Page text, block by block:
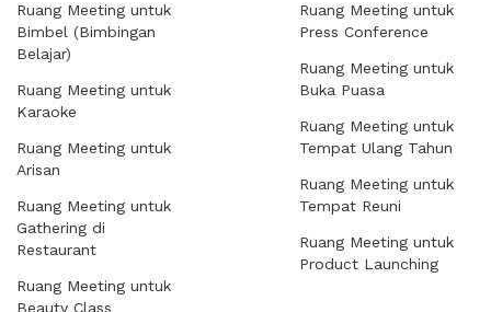
Ruang Meeting untuk
Bimbel (Bimbingan
Belajar)
Ruang Meeting untuk
Karaoke
Ruang Meeting untuk
Arisan
Ruang Meeting untuk
Gathering di
Restaurant
Ruang Meeting untuk
Beauty Class
Ruang Meeting untuk
Press Conference
Ruang Meeting untuk
Buka Puasa
Ruang Meeting untuk
Tempat Ulang Tahun
Ruang Meeting untuk
Tempat Reuni
Ruang Meeting untuk
Product Launching